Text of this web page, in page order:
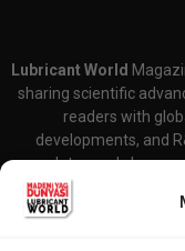
Lubricant World
sharing scientific
readers with
developments, and
updates and